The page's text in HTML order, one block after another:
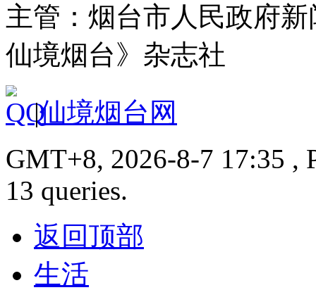
主管：烟台市人民政府
仙境烟台》杂志社
|仙境烟台网
GMT+8, 2026-8-7 17:35 ,
13 queries.
返回顶部
生活